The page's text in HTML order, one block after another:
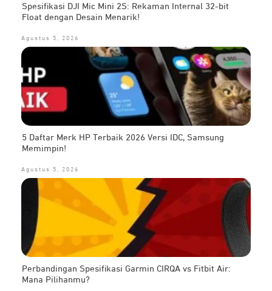
Spesifikasi DJI Mic Mini 2S: Rekaman Internal 32-bit
Float dengan Desain Menarik!
Agustus 5, 2026
5 Daftar Merk HP Terbaik 2026 Versi IDC, Samsung
Memimpin!
Agustus 5, 2026
Perbandingan Spesifikasi Garmin CIRQA vs Fitbit Air:
Mana Pilihanmu?